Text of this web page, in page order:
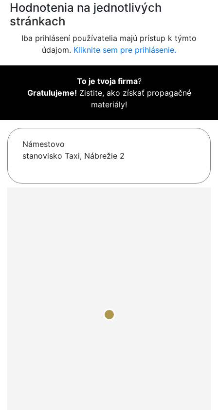
Hodnotenia na jednotlivých
stránkach
Iba prihlásení používatelia majú prístup k týmto
údajom. Kliknite sem pre prihlásenie.
To je tvoja firma?
Gratulujeme! Zistite, ako získať propagačné
materiály!
Námestovo
stanovisko Taxi, Nábrežie 2